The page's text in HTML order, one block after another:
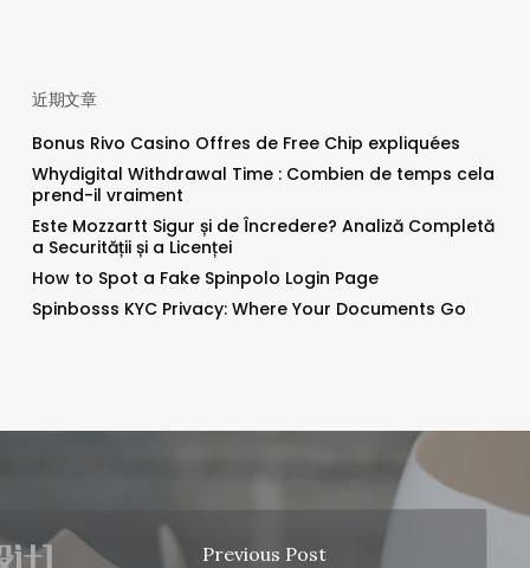
近期文章
Bonus Rivo Casino Offres de Free Chip expliquées
Whydigital Withdrawal Time : Combien de temps cela
prend-il vraiment
Este Mozzartt Sigur și de Încredere? Analiză Completă
a Securității și a Licenței
How to Spot a Fake Spinpolo Login Page
Spinbosss KYC Privacy: Where Your Documents Go
Previous Post